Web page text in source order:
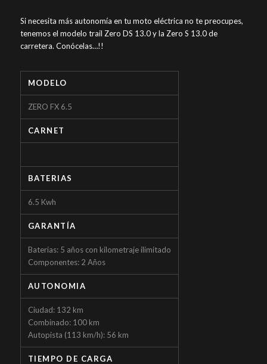
Si necesita más autonomía en tu moto eléctrica no te preocupes,
tenemos el modelo trail Zero DS 13.0 y la Zero S 13.0 de
carretera. Conócelas…!!
MODELO
ZERO FX 6.5
CARNET
BATERIAS
6.5 Kwh
GARANTÍA
Baterias: 5 años con kilometraje ilimitado
Componentes: 2 Años
AUTONOMIA
Ciudad: 132 km
Combinado: 100 km
Autopista (113 km/h): 56 km
TIEMPO DE CARGA